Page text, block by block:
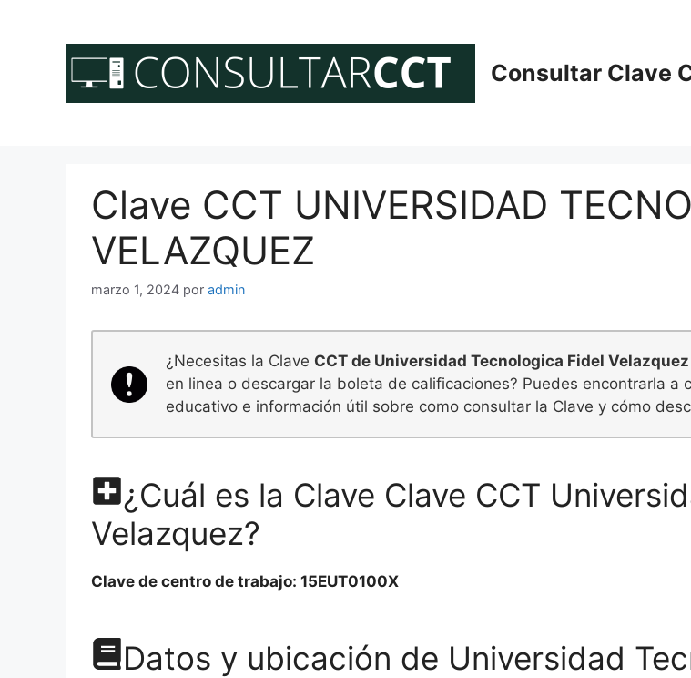
contenido
Consultar Clave
Clave CCT UNIVERSIDAD
VELAZQUEZ
marzo 1, 2024 por admin
¿Necesitas la Clave CCT de Universidad Tecnologica Fidel Velazquez
en linea o descargar la boleta de calificaciones? Puedes encontrarla
educativo e información útil sobre como consultar la Clave y cómo
¿Cuál es la Clave Clave CCT
Velazquez?
Clave de centro de trabajo: 15EUT0100X
Datos y ubicación de Universidad